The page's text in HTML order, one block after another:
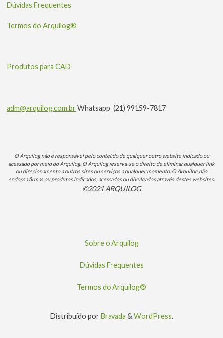
Dúvidas Frequentes
Termos do Arquilog®
Produtos para CAD
adm@arquilog.com.brWhatsapp: (21) 99159-7817
O Arquilog não é responsável pelo conteúdo de qualquer outro website indicado ou
acessado por meio do Arquilog. O Arquilog reserva-se o direito de eliminar qualquer link
ou direcionamento a outros sites ou serviços a qualquer momento. O Arquilog não
endossa firmas ou produtos indicados, acessados ou divulgados através destes websites.
©2021 ARQUILOG
Sobre o Arquilog
Dúvidas Frequentes
Termos do Arquilog®
Distribuído por Bravada &WordPress.